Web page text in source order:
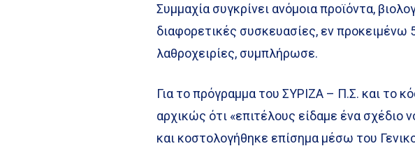
Συμμαχία συγκρίνει ανόμοια προϊόντα,
διαφορετικές συσκευασίες, εν προκειμένω
λαθροχειρίες, συμπλήρωσε.
Για το πρόγραμμα του ΣΥΡΙΖΑ – Π.Σ. και το
αρχικώς ότι «επιτέλους είδαμε ένα σχέδιο
και κοστολογήθηκε επίσημα μέσω του